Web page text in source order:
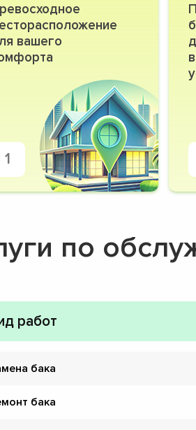
вашего
1
по
работ
бака
бака